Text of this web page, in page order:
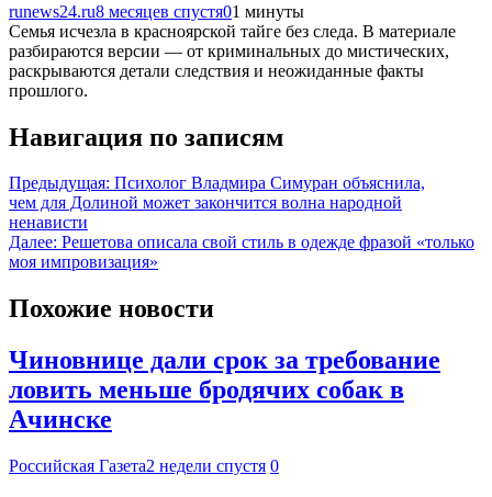
runews24.ru8 месяцев спустя01 минуты
Семья исчезла в красноярской тайге без следа. В материале
разбираются версии — от криминальных до мистических,
раскрываются детали следствия и неожиданные факты
прошлого.
Навигация по записям
Предыдущая: Психолог Владмира Симуран объяснила,
чем для Долиной может закончится волна народной
ненависти
Далее: Решетова описала свой стиль в одежде фразой «только
моя импровизация»
Похожие новости
Чиновнице дали срок за требование
ловить меньше бродячих собак в
Ачинске
Российская Газета2 недели спустя 0